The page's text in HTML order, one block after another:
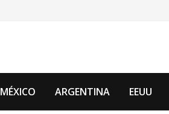
MÉXICO ARGENTINA EEUU